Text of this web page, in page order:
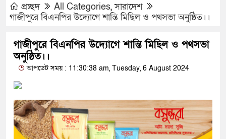
প্রচ্ছদ All Categories,সারাদেশ
গাজীপুরে বিএনপির উদ্যোগে শান্তি মিছিল ও পথসভা অনুষ্ঠিত।।
গাজীপুরে বিএনপির উদ্যোগে শান্তি মিছিল ও পথসভা
অনুষ্ঠিত।।
আপডেট সময় : 11:30:38 am, Tuesday, 6 August 2024